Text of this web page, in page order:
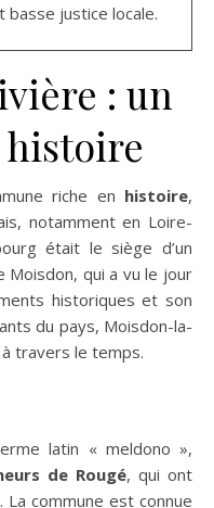
justice locale.
: un
histoire
riche en histoire,
notamment en Loire-
était le siège d’un
Moisdon, qui a vu le jour
historiques et son
du pays, Moisdon-la-
travers le temps.
latin « meldono »,
de Rougé, qui ont
commune est connue